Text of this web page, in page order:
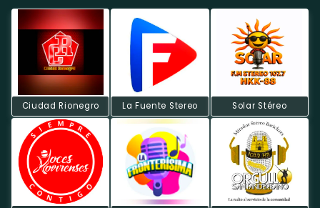
Ciudad Rionegro La Fuente Stereo Solar Stéreo